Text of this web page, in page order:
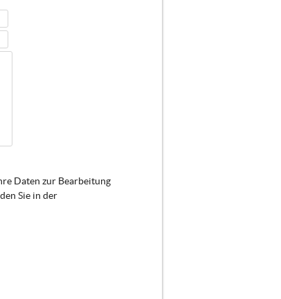
Daten zur Bearbeitung
Sie in der